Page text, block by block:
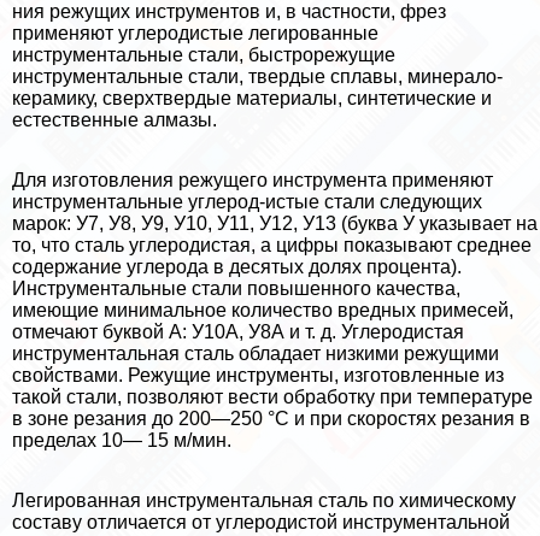
ния режущих инструментов и, в частности, фрез
применяют углеродистые легированные
инструментальные стали, быстрорежущие
инструментальные стали, твердые сплавы, минерало-
керамику, сверхтвердые материалы, синтетические и
естественные алмазы.
Для изготовления режущего инструмента применяют
инструментальные углерод-истые стали следующих
марок: У7, У8, У9, У10, У11, У12, У13 (буква У указывает на
то, что сталь углеродистая, а цифры показывают среднее
содержание углерода в десятых долях процента).
Инструментальные стали повышенного качества,
имеющие минимальное количество вредных примесей,
отмечают буквой А: У10А, У8А и т. д. Углеродистая
инструментальная сталь обладает низкими режущими
свойствами. Режущие инструменты, изготовленные из
такой стали, позволяют вести обработку при температуре
в зоне резания до 200—250 °С и при скоростях резания в
пределах 10— 15 м/мин.
Легированная инструментальная сталь по химическому
составу отличается от углеродистой инструментальной